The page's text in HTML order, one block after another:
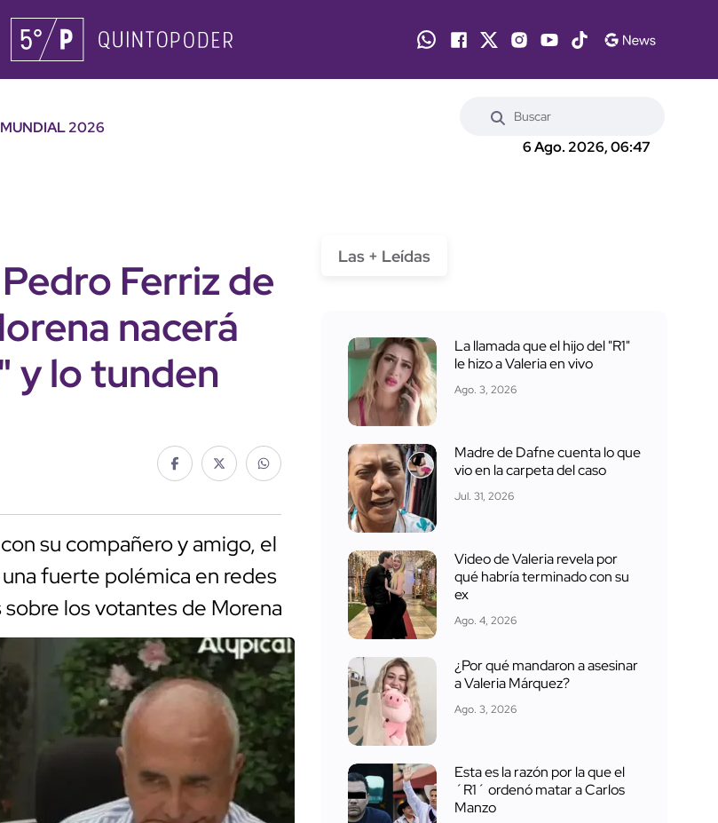
MUNDIAL 2026
6 Ago. 2026, 06:47
Ferriz de
nacerá
y lo tunden
su compañero y amigo, el
fuerte polémica en redes
los votantes de Morena
Las + Leídas
La llamada que el hijo del "R1"
le hizo a Valeria en vivo
Ago. 3, 2026
Madre de Dafne cuenta lo que
vio en la carpeta del caso
Jul. 31, 2026
Video de Valeria revela por
qué habría terminado con su
ex
Ago. 4, 2026
¿Por qué mandaron a asesinar
a Valeria Márquez?
Ago. 3, 2026
Esta es la razón por la que el
´R1´ ordenó matar a Carlos
Manzo